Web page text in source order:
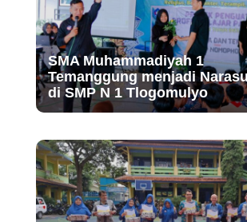
SMA Muhammadiyah 1
Temanggung menjadi
di SMP N 1 Tlogomulyo